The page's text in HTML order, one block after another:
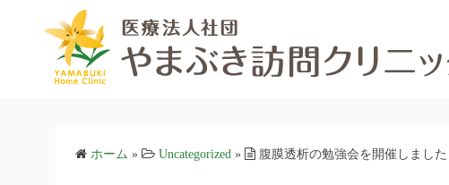
ホーム » Uncategorized » 腹膜透析の勉強会を開催しました